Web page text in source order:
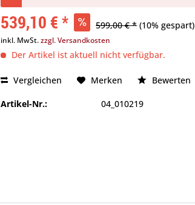
539,10 € * 599,00 € * (10% gespart)
inkl. MwSt.zzgl. Versandkosten
Der Artikel ist aktuell nicht verfügbar.
Vergleichen Merken Bewerten
Artikel-Nr.: 04_010219